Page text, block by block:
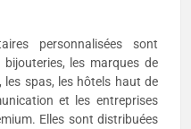
personnalisées sont
les marques de
les spas, les hôtels haut de
et les entreprises
Elles sont distribuées